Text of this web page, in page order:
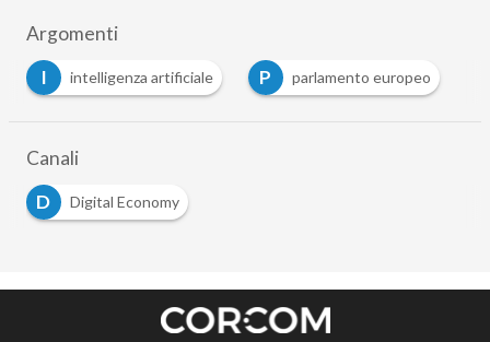
Argomenti
I
intelligenza artificiale P
parlamento europeo
Canali
D
Digital Economy